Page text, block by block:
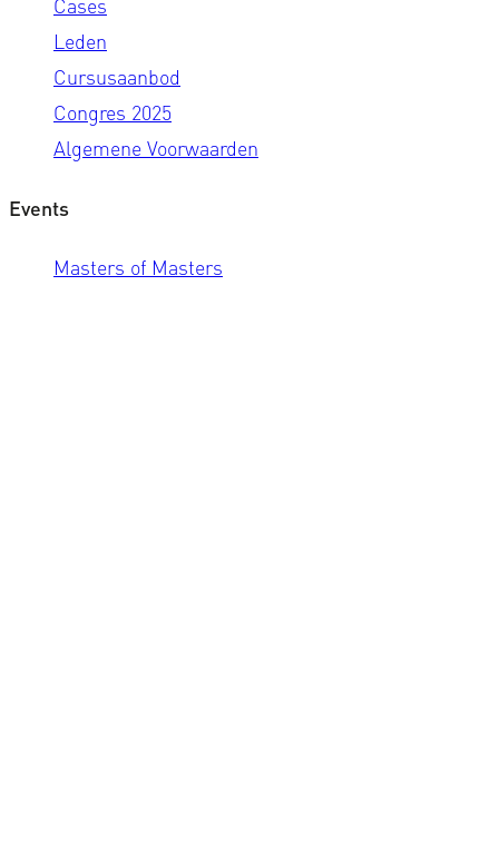
Cases
Leden
Cursusaanbod
Congres 2025
Algemene Voorwaarden
Events
Masters of Masters